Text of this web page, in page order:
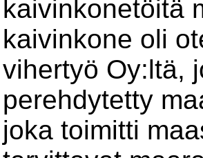
kaivinkonetöitä
kaivinkone oli
vihertyö Oy:ltä,
perehdytetty
joka toimitti